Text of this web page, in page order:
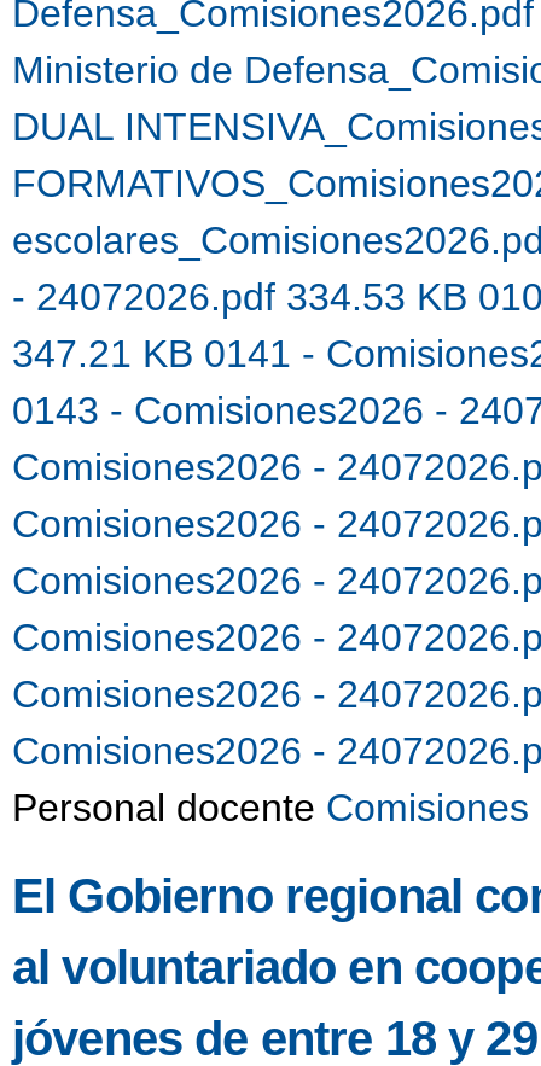
Ministerio de
DUAL
- 24072026.pdf 334.53 KB
347.21 KB 0141 -
0143 - Comisiones2026 -
Comisiones2026 -
Comisiones2026 -
Comisiones2026 -
Comisiones2026 -
Comisiones2026 -
Comisiones2026 -
Personal docente
El Gobierno regional
al voluntariado en
jóvenes de entre 18 y